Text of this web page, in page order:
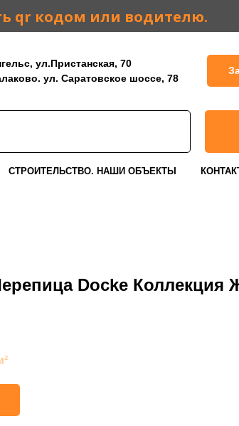
qr кодом или водителю.
ул.Пристанская, 70
ул. Саратовское шоссе, 78
СТРОИТЕЛЬСТВО. НАШИ ОБЪЕКТЫ
Docke Коллекция